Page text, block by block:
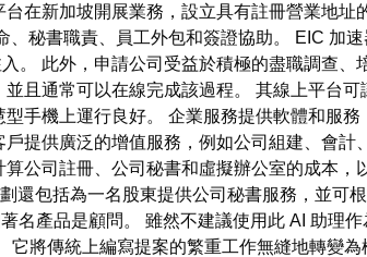
在新加坡開展業務，設立具有註冊營業地
秘書職責、員工外包和簽證協助。 EIC 加
。 此外，申請公司受益於積極的盡職調查
且通常可以在線完成該過程。 其線上平台
手機上運行良好。 企業服務提供軟體和服
提供廣泛的增值服務，例如公司組建、會計
公司註冊、公司秘書和虛擬辦公室的成本
還包括為一名股東提供公司秘書服務，並可
名產品是顧問。 雖然不建議使用此 AI 助理
將傳統上編寫提案的繁重工作無縫地轉變